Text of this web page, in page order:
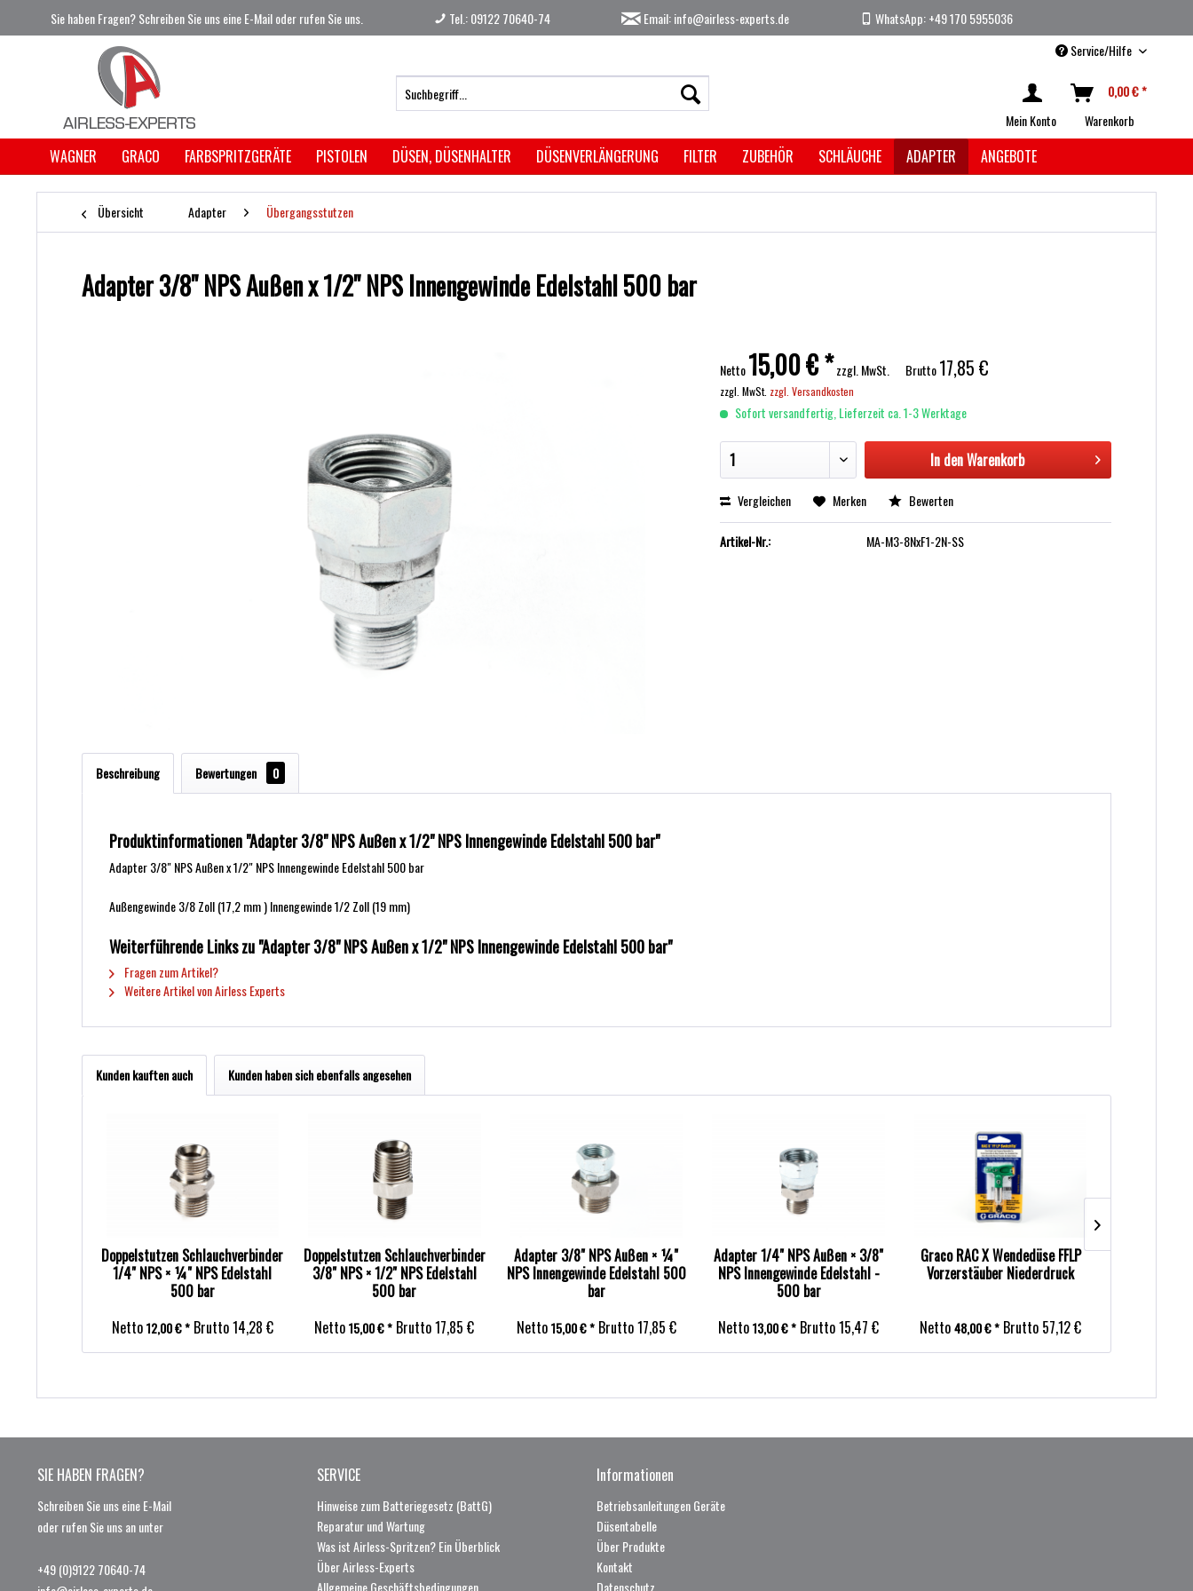
Sie haben Fragen? Schreiben Sie uns eine E-Mail oder rufen Sie uns. Tel.: 09122 70640-74 Email: info@airless-experts.de
WhatsApp: +49 170 5955036
Service/Hilfe
Mein Konto
0,00 € *
Warenkorb
WAGNER GRACO FARBSPRITZGERÄTE PISTOLEN DÜSEN, DÜSENHALTER DÜSENVERLÄNGERUNG FILTER ZUBEHÖR SCHLÄUCHE ADAPTER ANGEBOTE
Übersicht Adapter Übergangsstutzen
Adapter 3/8" NPS Außen x 1/2" NPS Innengewinde Edelstahl 500 bar
Netto15,00 € *zzgl. MwSt. Brutto17,85 €
zzgl. MwSt. zzgl. Versandkosten
Sofort versandfertig, Lieferzeit ca. 1-3 Werktage
In denWarenkorb
Vergleichen Merken Bewerten
Artikel-Nr.: MA-M3-8NxF1-2N-SS
Beschreibung Bewertungen 0
Produktinformationen "Adapter 3/8" NPS Außen x 1/2" NPS Innengewinde Edelstahl 500 bar"
Adapter 3/8" NPS Außen x 1/2" NPS Innengewinde Edelstahl 500 bar
Außengewinde 3/8 Zoll (17,2 mm ) Innengewinde 1/2 Zoll (19 mm)
Weiterführende Links zu "Adapter 3/8" NPS Außen x 1/2" NPS Innengewinde Edelstahl 500 bar"
Fragen zum Artikel?
Weitere Artikel von Airless Experts
Kunden kauften auch Kunden haben sich ebenfalls angesehen
Doppelstutzen Schlauchverbinder
1/4" NPS × ¼" NPS Edelstahl
500 bar
Netto12,00 € * Brutto14,28 €
Doppelstutzen Schlauchverbinder
3/8" NPS × 1/2" NPS Edelstahl
500 bar
Netto15,00 € * Brutto17,85 €
Adapter 3/8" NPS Außen × ¼"
NPS Innengewinde Edelstahl 500
bar
Netto15,00 € * Brutto17,85 €
Adapter 1/4" NPS Außen × 3/8"
NPS Innengewinde Edelstahl -
500 bar
Netto13,00 € * Brutto15,47 €
Graco RAC X Wendedüse FFLP
Vorzerstäuber Niederdruck
Netto48,00 € * Brutto 57,12 €
SIE HABEN FRAGEN?
Schreiben Sie uns eine E-Mail
oder rufen Sie uns an unter
+49 (0)9122 70640-74
SERVICE
Hinweise zum Batteriegesetz (BattG)
Reparatur und Wartung
Was ist Airless-Spritzen? Ein Überblick
Über Airless-Experts
Allgemeine Geschäftsbedingungen
Informationen
Betriebsanleitungen Geräte
Düsentabelle
Über Produkte
Kontakt
Datenschutz